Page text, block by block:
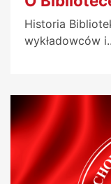
Historia
wykładowców